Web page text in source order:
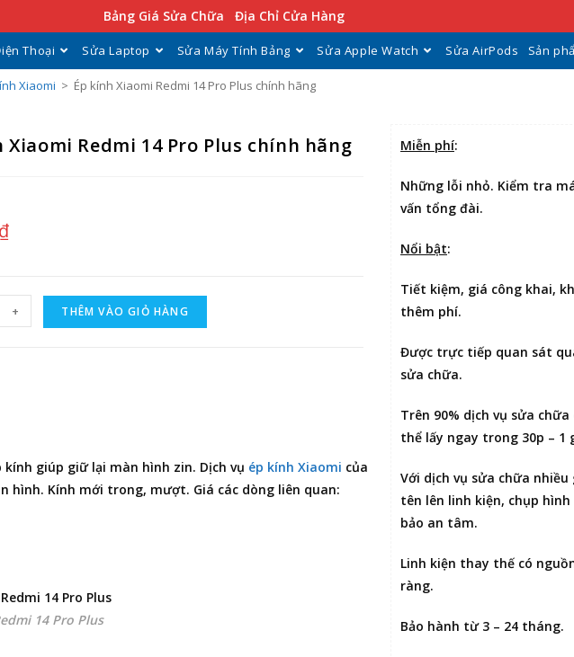
Bảng Giá Sửa Chữa Địa Chỉ Cửa Hàng
Thoại Sửa Laptop Sửa Máy Tính Bảng Sửa Apple Watch Sửa AirPods Sản
Xiaomi > Ép kính Xiaomi Redmi 14 Pro Plus chính hãng
Xiaomi Redmi 14 Pro Plus chính hãng
₫
+ THÊM VÀO GIỎ HÀNG
kính giúp giữ lại màn hình zin. Dịch vụ ép kính Xiaomi của
hình. Kính mới trong, mượt. Giá các dòng liên quan:
14 Pro Plus
Miễn phí:
Những lỗi nhỏ. Kiểm tra
vấn tổng đài.
Nổi bật:
Tiết kiệm, giá công khai,
thêm phí.
Được trực tiếp quan sát
sửa chữa.
Trên 90% dịch vụ sửa chữa
thể lấy ngay trong 30p – 1
Với dịch vụ sửa chữa nhiều
tên lên linh kiện, chụp hình
bảo an tâm.
Linh kiện thay thế có
ràng.
Bảo hành từ 3 – 24 tháng.